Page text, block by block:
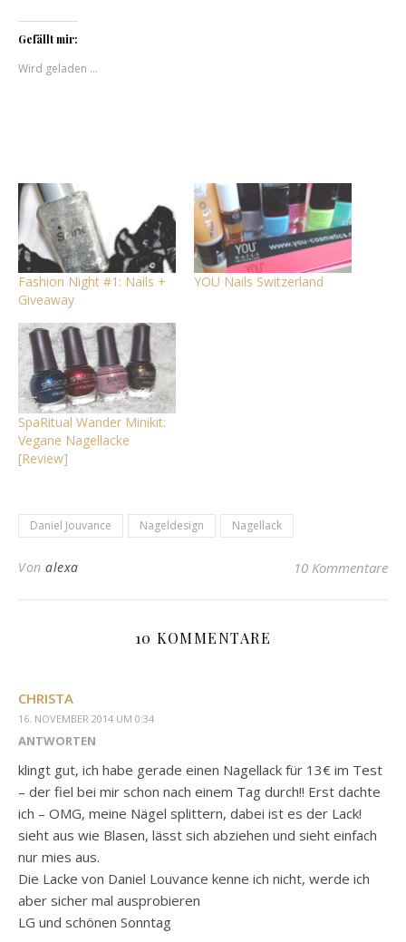
Gefällt mir:
Wird geladen …
Fashion Night #1: Nails +
Giveaway
YOU Nails Switzerland
SpaRitual Wander Minikit:
Vegane Nagellacke
[Review]
Daniel Jouvance Nageldesign Nagellack
Von alexa 10 Kommentare
10 KOMMENTARE
CHRISTA
16. NOVEMBER 2014 UM 0:34
ANTWORTEN
klingt gut, ich habe gerade einen Nagellack für 13€ im Test
– der fiel bei mir schon nach einem Tag durch!! Erst dachte
ich – OMG, meine Nägel splittern, dabei ist es der Lack!
sieht aus wie Blasen, lässt sich abziehen und sieht einfach
nur mies aus.
Die Lacke von Daniel Louvance kenne ich nicht, werde ich
aber sicher mal ausprobieren
LG und schönen Sonntag